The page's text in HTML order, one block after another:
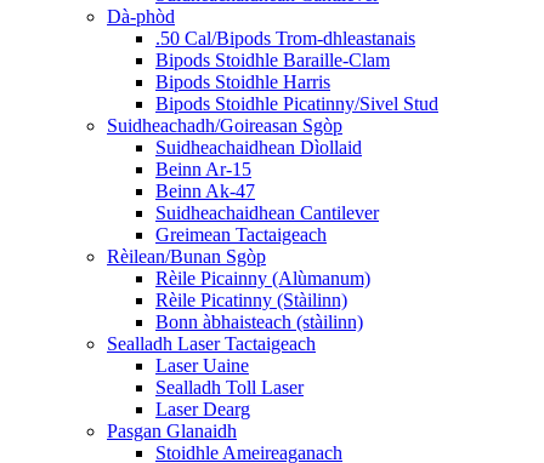
Dà-phòd
.50 Cal/Bipods Trom-dhleastanais
Bipods Stoidhle Baraille-Clam
Bipods Stoidhle Harris
Bipods Stoidhle Picatinny/Sivel Stud
Suidheachadh/Goireasan Sgòp
Suidheachaidhean Dìollaid
Beinn Ar-15
Beinn Ak-47
Suidheachaidhean Cantilever
Greimean Tactaigeach
Rèilean/Bunan Sgòp
Rèile Picainny (Alùmanum)
Rèile Picatinny (Stàilinn)
Bonn àbhaisteach (stàilinn)
Sealladh Laser Tactaigeach
Laser Uaine
Sealladh Toll Laser
Laser Dearg
Pasgan Glanaidh
Stoidhle Ameireaganach